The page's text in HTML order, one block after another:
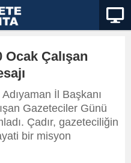
Ocak Çalışan
İl Başkanı
Gazeteciler Günü
Çadır, gazeteciliğin
bir misyon